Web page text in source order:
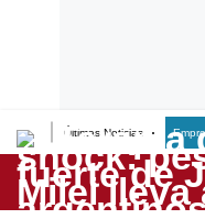
Últimas Noticias
Lo último
Peru Quiosco